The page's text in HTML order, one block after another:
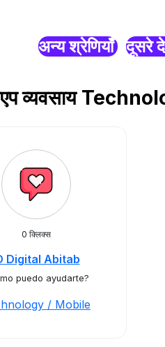
अन्य श्रेणियाँ दूसरे
व्यवसाय
0 क्लिक्स
Digital Abitab
puedo ayudarte?
/ Mobile